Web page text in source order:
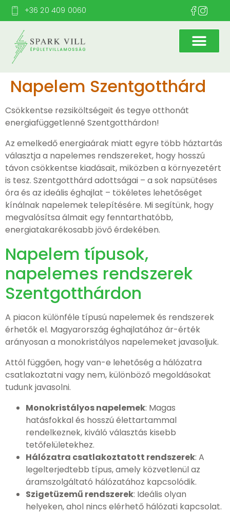
+36 20 409 0060
Napelem Szentgotthárd
Csökkentse rezsiköltségeit és tegye otthonát
energiafüggetlenné Szentgotthárdon!
Az emelkedő energiaárak miatt egyre több háztartás
választja a napelemes rendszereket, hogy hosszú
távon csökkentse kiadásait, miközben a környezetért
is tesz. Szentgotthárd adottságai – a sok napsütéses
óra és az ideális éghajlat – tökéletes lehetőséget
kínálnak napelemek telepítésére. Mi segítünk, hogy
megvalósítsa álmait egy fenntarthatóbb,
energiatakarékosabb jövő érdekében.
Napelem típusok,
napelemes rendszerek
Szentgotthárdon
A piacon különféle típusú napelemek és rendszerek
érhetők el. Magyarország éghajlatához ár-érték
arányosan a monokristályos napelemeket javasoljuk.
Attól függően, hogy van-e lehetőség a hálózatra
csatlakoztatni vagy nem, különböző megoldásokat
tudunk javasolni.
Monokristályos napelemek: Magas
hatásfokkal és hosszú élettartammal
rendelkeznek, kiváló választás kisebb
tetőfelületekhez.
Hálózatra csatlakoztatott rendszerek: A
legelterjedtebb típus, amely közvetlenül az
áramszolgáltató hálózatához kapcsolódik.
Szigetüzemű rendszerek: Ideális olyan
helyeken, ahol nincs elérhető hálózati kapcsolat.